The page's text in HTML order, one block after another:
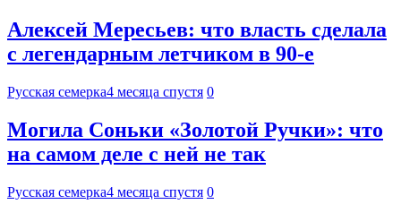
Алексей Мересьев: что власть сделала
с легендарным летчиком в 90-е
Русская семерка4 месяца спустя 0
Могила Соньки «Золотой Ручки»: что
на самом деле с ней не так
Русская семерка4 месяца спустя 0